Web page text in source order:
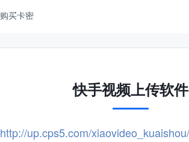
购买卡密
快手视频上传软件
http://up.cps5.com/